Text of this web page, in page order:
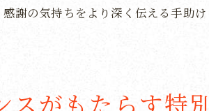
謝の気持ちをより深く伝える手助
スがもたらす特